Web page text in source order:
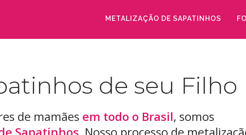
METALIZAÇÃO DE SAPATINHOS
de seu Filho
de mamães em todo o Brasil, somos